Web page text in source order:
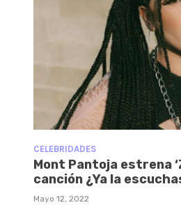
CELEBRIDADES
Mont Pantoja estrena
canción ¿Ya la
Mayo 12, 2022